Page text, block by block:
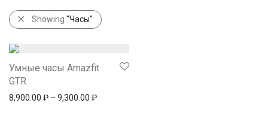
Showing “Часы”
Умные часы Amazfit
GTR
8,900.00 ₽ – 9,300.00 ₽